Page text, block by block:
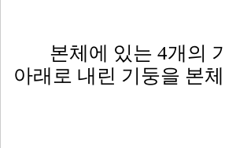
본체에 있는 4개의
아래로 내린 기둥을 본